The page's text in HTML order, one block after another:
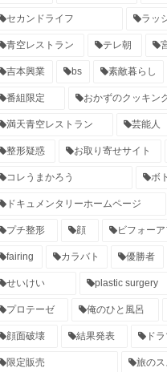
セカンドライフ ラッ
青空レストラン テレ朝
吉本興業 bs 素敵暮らし
番組限定 おかずのクッキン
満天青空レストラン 芸能人
整形疑惑 お取り寄せサイト
コレうまかろう ボ
ドキュメンタリーホームページ
プチ整形 顔 ビフォー
fairing カラバト 優勝者
せいけい plastic surgery
プロテーゼ 俺のひと風呂
顔面破壊 結果発表 ド
限定販売 旅のス